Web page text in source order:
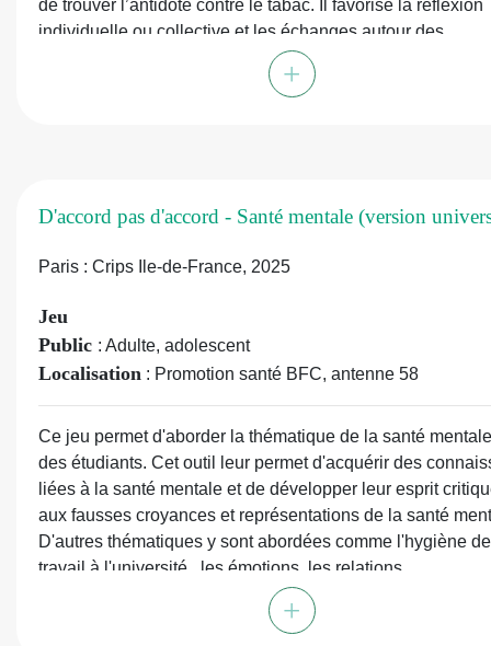
de trouver l’antidote contre le tabac. Il favorise la réflexion
individuelle ou collective et les échanges autour des
mécanismes d’addiction et des bénéfices de l’arrêt. Il peut
utilisé lors d’ateliers, d’animations, comme support de
221/escape-game-operation-sevrage-la-quete-du-souffle-
+
D'accord pas d'accord - Santé mentale (version
Paris : Crips Ile-de-France, 2025
Jeu
Public : Adulte, adolescent
Localisation : Promotion santé BFC, antenne 58
Ce jeu permet d'aborder la thématique de la santé
des étudiants. Cet outil leur permet d'acquérir des
liées à la santé mentale et de développer leur esprit
aux fausses croyances et représentations de la santé
D'autres thématiques y sont abordées comme l'hygiène
travail à l'université , les émotions, les relations
interpersonnelles, le bien être/mal être, les sources de
et la prévention des consommations de produits
+